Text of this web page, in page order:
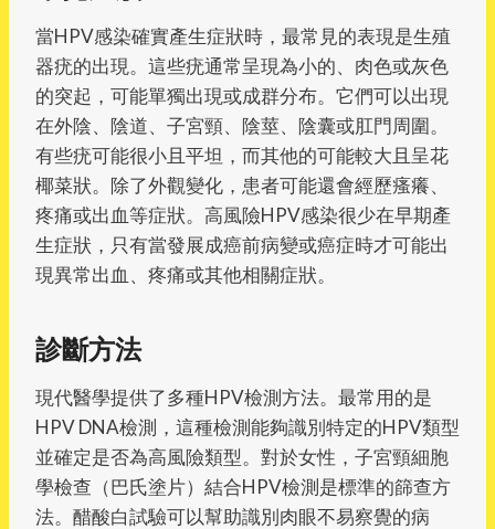
當HPV感染確實產生症狀時，最常見的表現是生殖
器疣的出現。這些疣通常呈現為小的、肉色或灰色
的突起，可能單獨出現或成群分布。它們可以出現
在外陰、陰道、子宮頸、陰莖、陰囊或肛門周圍。
有些疣可能很小且平坦，而其他的可能較大且呈花
椰菜狀。除了外觀變化，患者可能還會經歷瘙癢、
疼痛或出血等症狀。高風險HPV感染很少在早期產
生症狀，只有當發展成癌前病變或癌症時才可能出
現異常出血、疼痛或其他相關症狀。
診斷方法
現代醫學提供了多種HPV檢測方法。最常用的是
HPV DNA檢測，這種檢測能夠識別特定的HPV類型
並確定是否為高風險類型。對於女性，子宮頸細胞
學檢查（巴氏塗片）結合HPV檢測是標準的篩查方
法。醋酸白試驗可以幫助識別肉眼不易察覺的病